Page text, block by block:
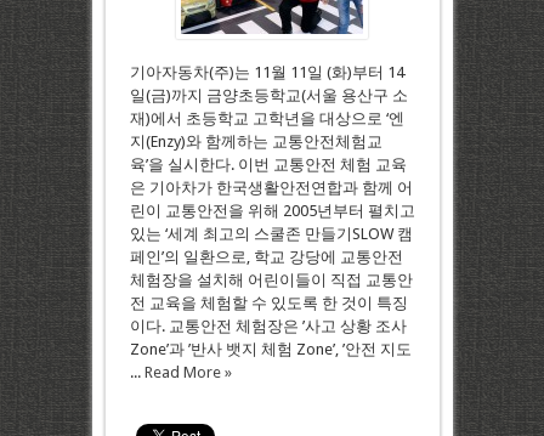
기아자동차(주)는 11월 11일 (화)부터 14
일(금)까지 금양초등학교(서울 용산구 소
재)에서 초등학교 고학년을 대상으로 ‘엔
지(Enzy)와 함께하는 교통안전체험교
육’을 실시한다. 이번 교통안전 체험 교육
은 기아차가 한국생활안전연합과 함께 어
린이 교통안전을 위해 2005년부터 펼치고
있는 ‘세계 최고의 스쿨존 만들기SLOW 캠
페인’의 일환으로, 학교 강당에 교통안전
체험장을 설치해 어린이들이 직접 교통안
전 교육을 체험할 수 있도록 한 것이 특징
이다. 교통안전 체험장은 ’사고 상황 조사
Zone’과 ’반사 뱃지 체험 Zone’, ’안전 지도
... Read More »